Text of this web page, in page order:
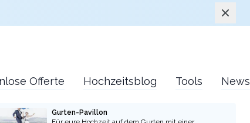
Offerte Hochzeitsblog Tools News
Gurten-Pavillon